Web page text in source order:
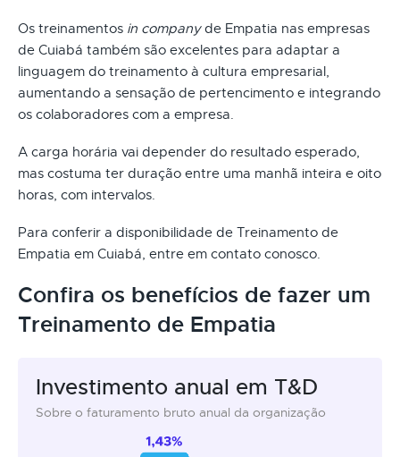
Os treinamentos in companyde Empatia nas empresas
de Cuiabá também são excelentes para adaptar a
linguagem do treinamento à cultura empresarial,
aumentando a sensação de pertencimento e integrando
os colaboradores com a empresa.
A carga horária vai depender do resultado esperado,
mas costuma ter duração entre uma manhã inteira e oito
horas, com intervalos.
Para conferir a disponibilidade de Treinamento de
Empatia em Cuiabá, entre em contato conosco.
Confira os benefícios de fazer um
Treinamento de Empatia
Investimento anual em T&D
Sobre o faturamento bruto anual da organização